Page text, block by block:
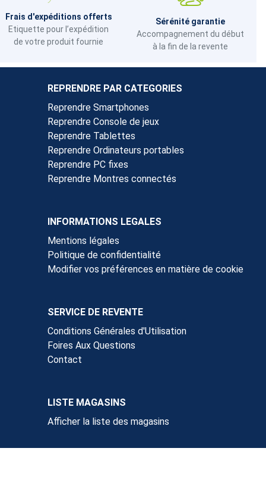
Frais d'expéditions offerts
Etiquette pour l’expédition
de votre produit fournie
Sérénité garantie
Accompagnement du début
à la fin de la revente
REPRENDRE PAR CATEGORIES
Reprendre Smartphones
Reprendre Console de jeux
Reprendre Tablettes
Reprendre Ordinateurs portables
Reprendre PC fixes
Reprendre Montres connectés
INFORMATIONS LEGALES
Mentions légales
Politique de confidentialité
Modifier vos préférences en matière de cookie
SERVICE DE REVENTE
Conditions Générales d'Utilisation
Foires Aux Questions
Contact
LISTE MAGASINS
Afficher la liste des magasins